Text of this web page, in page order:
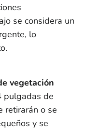
se considera un
lo
vegetación
pulgadas de
retirarán o se
y se